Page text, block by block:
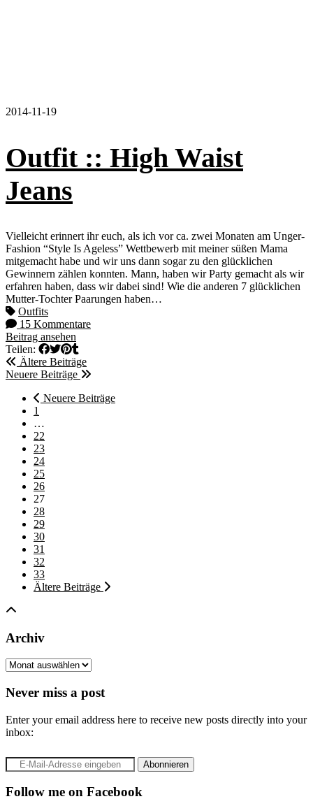
2014-11-19
Outfit :: High Waist
Jeans
Vielleicht erinnert ihr euch, als ich vor ca. zwei Monaten am Unger-
Fashion “Style Is Ageless” Wettbewerb mit meiner süßen Mama
mitgemacht habe und wir uns dann sogar zu den glücklichen
Gewinnern zählen konnten. Mann, haben wir Party gemacht als wir
erfahren haben, dass wir dabei sind! Wie die anderen 7 glücklichen
Mutter-Tochter Paarungen haben…
Outfits
15 Kommentare
Beitrag ansehen
Teilen:
Ältere Beiträge
Neuere Beiträge
Neuere Beiträge
1
…
22
23
24
25
26
27
28
29
30
31
32
33
Ältere Beiträge
Archiv
Archiv
Never miss a post
Enter your email address here to receive new posts directly into your
inbox:
Follow me on Facebook